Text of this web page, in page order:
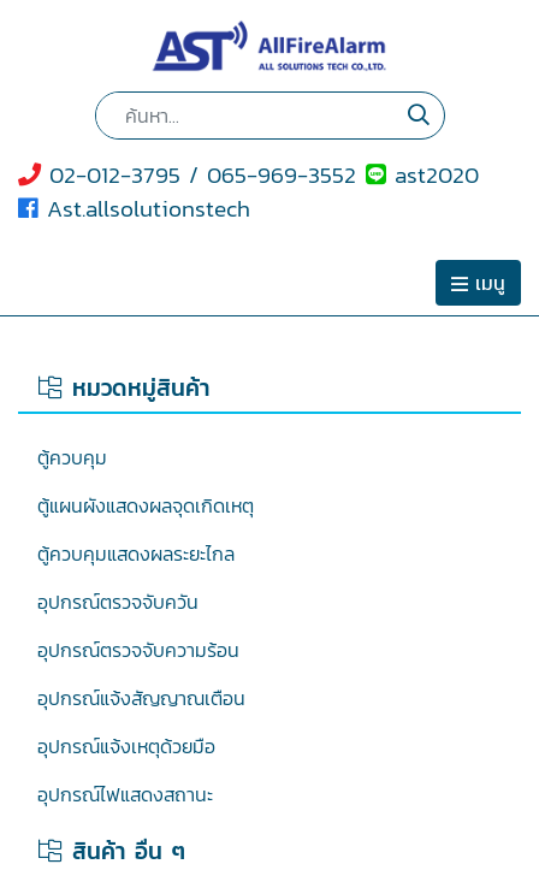
02-012-3795 / 065-969-3552
ast2020
Ast.allsolutionstech
เมนู
หมวดหมู่สินค้า
ตู้ควบคุม
ตู้แผนผังแสดงผลจุดเกิดเหตุ
ตู้ควบคุมแสดงผลระยะไกล
อุปกรณ์ตรวจจับควัน
อุปกรณ์ตรวจจับความร้อน
อุปกรณ์แจ้งสัญญาณเตือน
อุปกรณ์แจ้งเหตุด้วยมือ
อุปกรณ์ไฟแสดงสถานะ
สินค้า อื่น ๆ